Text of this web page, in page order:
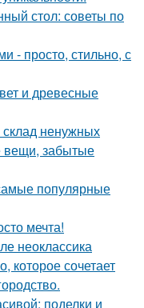
стол: советы по
- просто, стильно, с
и древесные
ненужных
вещи, забытые
популярные
мечта!
неоклассика
которое сочетает
поделки и